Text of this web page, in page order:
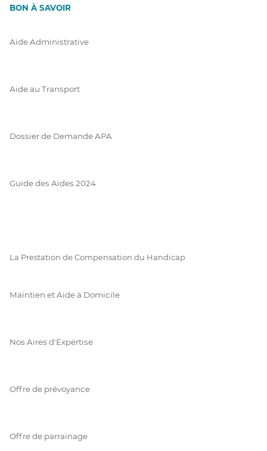
BON À SAVOIR
Aide Administrative
Aide au Transport
Dossier de Demande APA
Guide des Aides 2024
La Prestation de Compensation du Handicap
Maintien et Aide à Domicile
Nos Aires d'Expertise
Offre de prévoyance
Offre de parrainage